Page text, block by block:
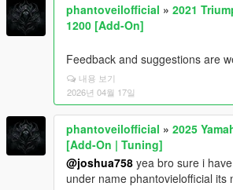
phantoveilofficial » 2021
1200 [Add-On]
Feedback and suggestions are
내용 보기
2026년 04월 17일
phantoveilofficial » 2025
[Add-On | Tuning]
@joshua758 yea bro sure i
under name phantovielofficial its